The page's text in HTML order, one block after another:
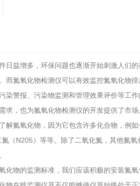
益增多，环保问题也逐渐开始刺激人们的
而氮氧化物检测仪可以有效监控氮氧化物排
警报、污染物监测和管理效果评价等工作
求，也为氮氧化物检测仪的开发提供了市场
氮氧化物，因为它包含许多化合物，例如
氮（N205）等等。除了二氧化氮，其他氮
物的监测标准，我们应该积极的安装氮氧